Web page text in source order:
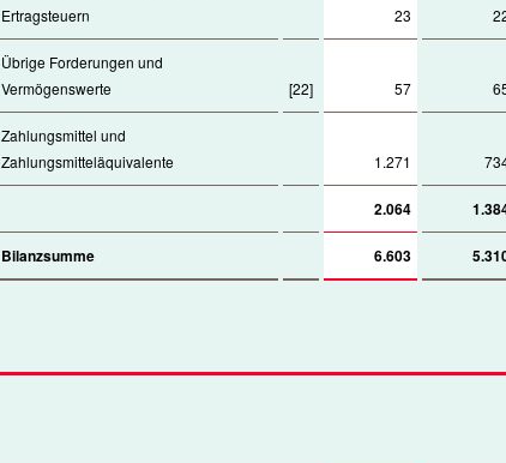
Ertragsteuern
23
Übrige Forderungen und
Vermögenswerte
[22] 57
Zahlungsmittel und
Zahlungsmitteläquivalente
1.271
2.064
Bilanzsumme 6.603